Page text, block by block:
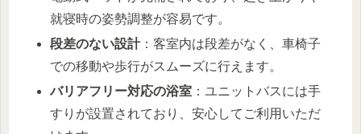
就寝時の姿勢調整が容易です。
段差のない設計：客室内は段差がなく、車椅子
での移動や歩行がスムーズに行えます。
バリアフリー対応の浴室 ：ユニットバスには手
すりが設置されており、安心してご利用いただ